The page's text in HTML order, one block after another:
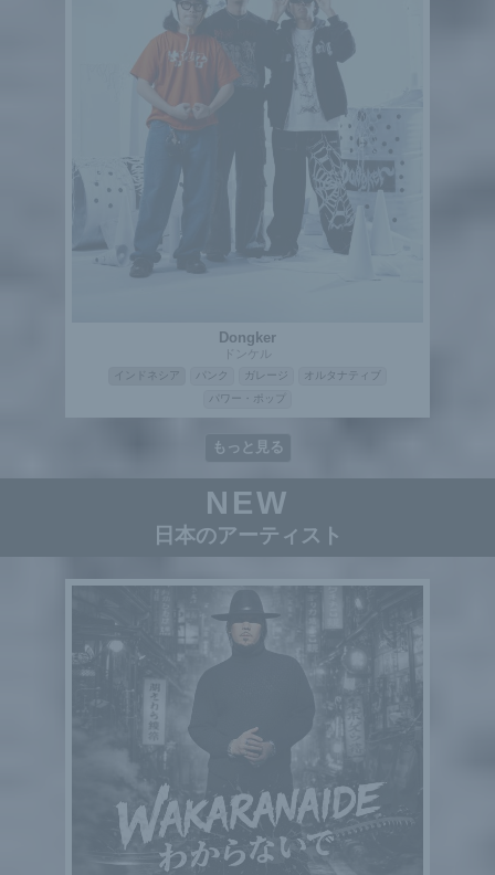
Dongker
ドンケル
インドネシア パンク ガレージ
オルタナティブ
パワー・ポップ
もっと見る
NEW
日本のアーティスト